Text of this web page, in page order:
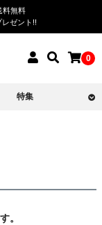
料無料
ゼント!!
0
特集
。